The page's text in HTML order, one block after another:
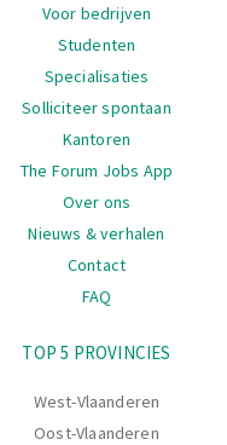
Voor bedrijven
Studenten
Specialisaties
Solliciteer spontaan
Kantoren
The Forum Jobs App
Over ons
Nieuws & verhalen
Contact
FAQ
TOP 5 PROVINCIES
West-Vlaanderen
Oost-Vlaanderen